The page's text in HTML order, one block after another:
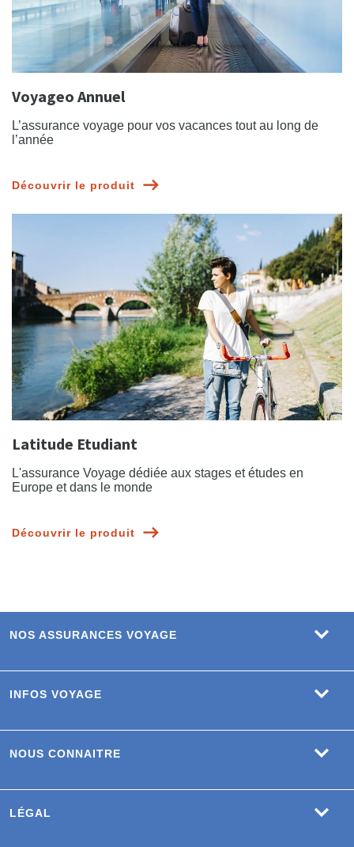
Voyageo Annuel
L’assurance voyage pour vos vacances tout au long de
l’année
Découvrir le produit
Latitude Etudiant
L'assurance Voyage dédiée aux stages et études en
Europe et dans le monde
Découvrir le produit
NOS ASSURANCES VOYAGE
INFOS VOYAGE
NOUS CONNAITRE
LÉGAL